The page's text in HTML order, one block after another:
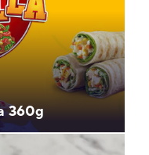
360g